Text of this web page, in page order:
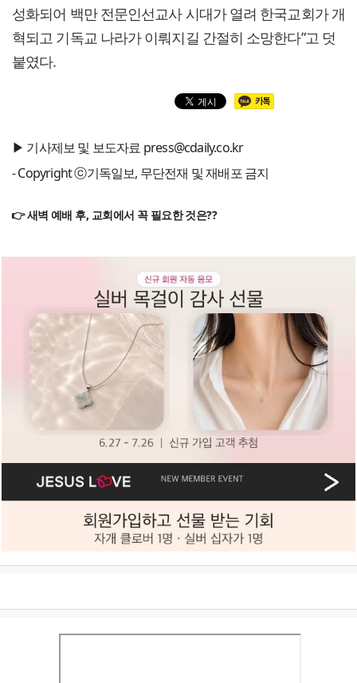
성화되어 백만 전문인선교사 시대가 열려 한국교회가 개
혁되고 기독교 나라가 이뤄지길 간절히 소망한다”고 덧
붙였다.
▶ 기사제보 및 보도자료 press@cdaily.co.kr
- Copyright ⓒ기독일보, 무단전재 및 재배포 금지
👉 새벽 예배 후, 교회에서 꼭 필요한 것은??